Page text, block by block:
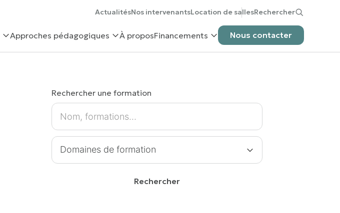
ActualitésNos intervenantsLocation de sallesRechercher
Approches pédagogiques À proposFinancements Nous contacter
Rechercher une formation
Rechercher